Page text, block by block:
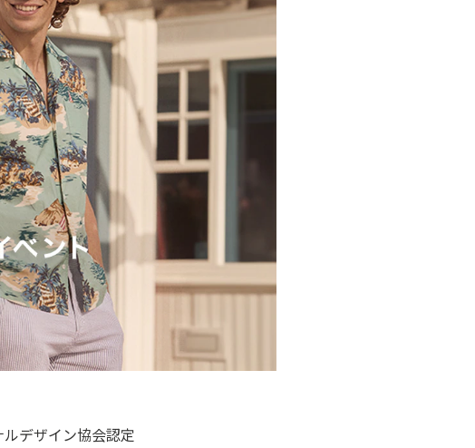
デザイン協会認定